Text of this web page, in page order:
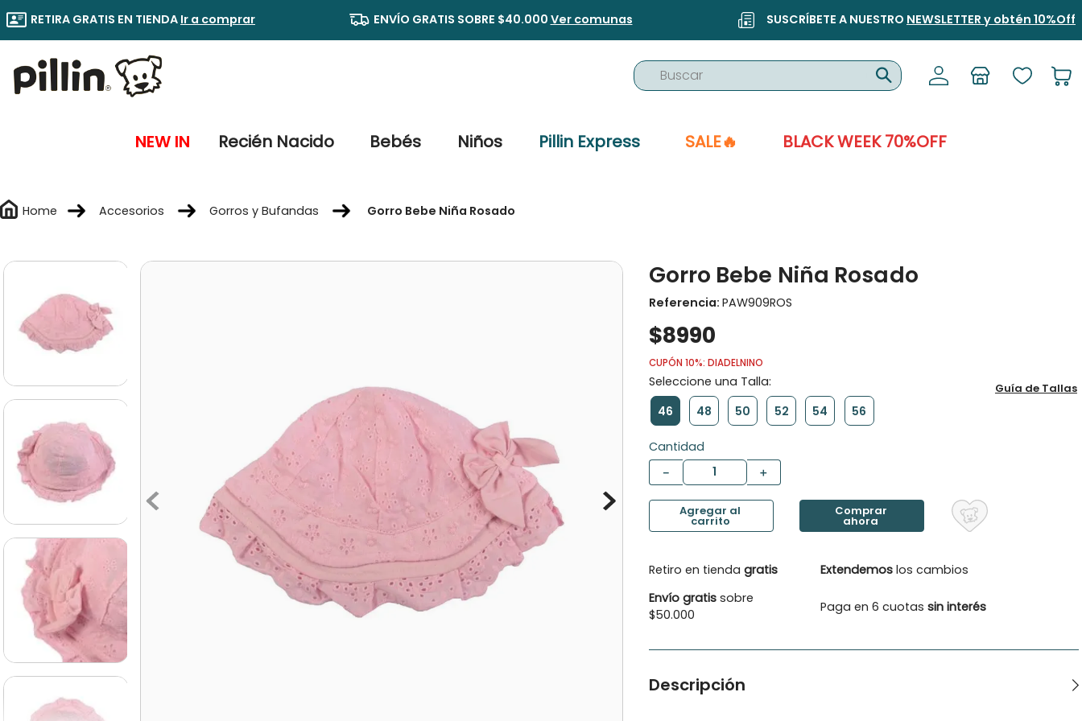
RETIRA GRATIS EN TIENDA Ir a comprar ENVÍO GRATIS SOBRE $40.000 Ver comunas SUSCRÍBETE A NUESTRO NEWSLETTER y obtén 10%Off
Buscar
NEW IN Recién Nacido Bebés Niños Pillin Express SALE🔥 BLACK WEEK 70%OFF
Accesorios Gorros y Bufandas Gorro Bebe Niña Rosado
Gorro Bebe Niña Rosado
Referencia: PAW909ROS
$8990
CUPÓN 10%: DIADELNINO
46 48 50 52 54 56
Guía de Tallas
Cantidad
＋
－
Retiro en tienda gratis
Envío gratissobre
$50.000
Extendemos los cambios
Paga en 6 cuotassin interés
Descripción
1
buzo
4.
poleron
10.